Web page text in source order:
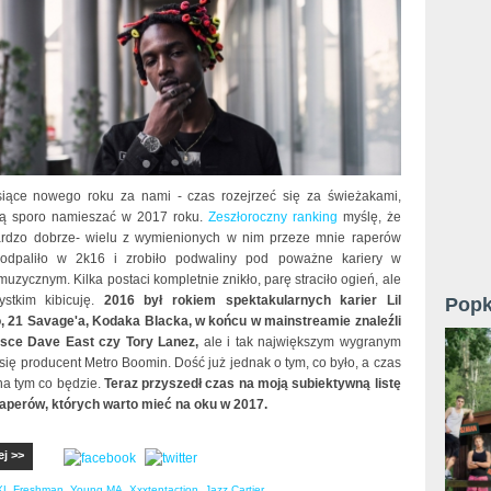
nowego roku za nami - czas rozejrzeć się za świeżakami,
sporo namieszać w 2017 roku. Zeszłoroczny ranking myślę, że
dobrze- wielu z wymienionych w nim przeze mnie raperów
w 2k16 i zrobiło podwaliny pod poważne kariery w
Kilka postaci kompletnie znikło, parę straciło ogień, ale
kibicuję. 2016 był rokiem spektakularnych karier Lil
21 Savage'a, Kodaka Blacka, w końcu w mainstreamie znaleźli
Dave East czy Tory Lanez, ale i tak największym wygranym
producent Metro Boomin. Dość już jednak o tym, co było, a czas
tym co będzie. Teraz przyszedł czas na moją subiektywną listę
których warto mieć na oku w 2017.
>>